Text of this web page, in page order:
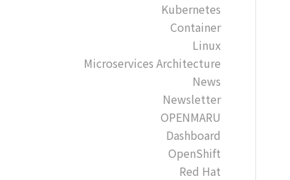
Kubernetes
Container
Linux
Microservices Architecture
News
Newsletter
OPENMARU
Dashboard
OpenShift
Red Hat